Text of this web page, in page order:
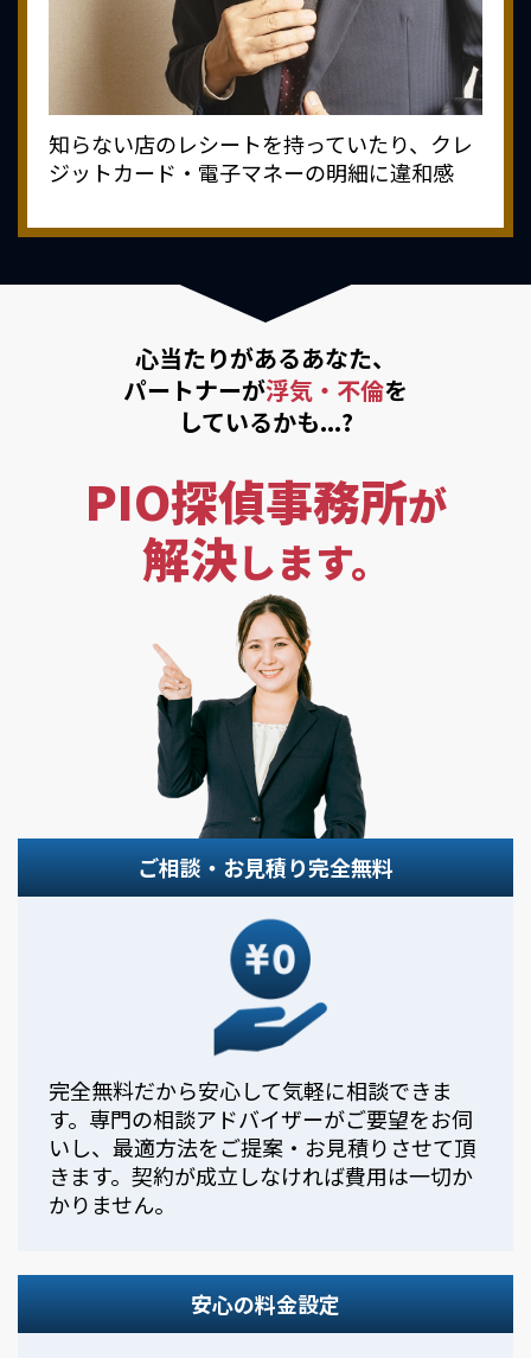
知らない店のレシートを持っていたり、クレ
ジットカード・電子マネーの明細に違和感
心当たりがあるあなた、
パートナーが浮気・不倫を
しているかも...?
PIO探偵事務所が
解決します。
ご相談・お見積り完全無料
完全無料だから安心して気軽に相談できま
す。専門の相談アドバイザーがご要望をお伺
いし、最適方法をご提案・お見積りさせて頂
きます。契約が成立しなければ費用は一切か
かりません。
安心の料金設定